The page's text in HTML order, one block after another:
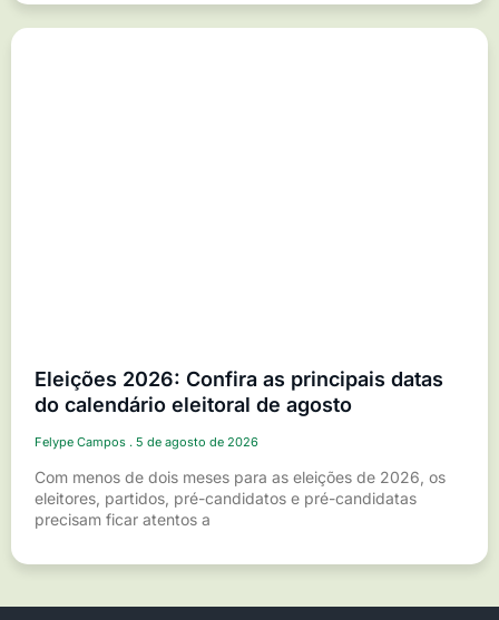
Eleições 2026: Confira as principais datas
do calendário eleitoral de agosto
Felype Campos 5 de agosto de 2026
Com menos de dois meses para as eleições de 2026, os
eleitores, partidos, pré-candidatos e pré-candidatas
precisam ficar atentos a